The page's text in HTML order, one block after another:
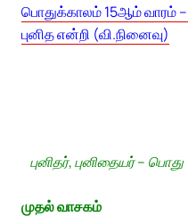
பொதுக்காலம் 15ஆம் வாரம்
புனித என்றி (வி.நினைவு)
புனிதர், புனிதையர் – பொது
முதல் வாசகம்